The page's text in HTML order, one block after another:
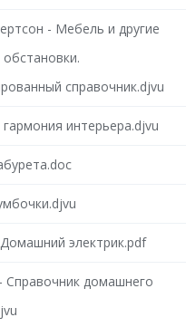
- Мебель и другие
справочник.djvu
интерьера.djvu
электрик.pdf
Справочник домашнего